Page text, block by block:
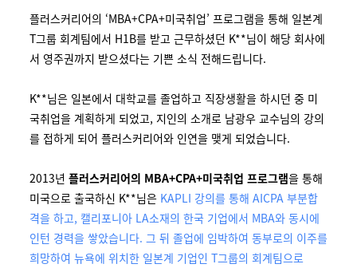
플러스커리어의 ‘MBA+CPA+미국취업’ 프로그램을 통해 일본계
T그룹 회계팀에서 H1B를 받고 근무하셨던 K**님이 해당 회사에
서 영주권까지 받으셨다는 기쁜 소식 전해드립니다.
K**님은 일본에서 대학교를 졸업하고 직장생활을 하시던 중 미
국취업을 계획하게 되었고, 지인의 소개로 남광우 교수님의 강의
를 접하게 되어 플러스커리어와 인연을 맺게 되었습니다.
2013년 플러스커리어의 MBA+CPA+미국취업 프로그램을 통해
미국으로 출국하신 K**님은 KAPLI 강의를 통해 AICPA 부분합
격을 하고, 캘리포니아 LA소재의 한국 기업에서 MBA와 동시에
인턴 경력을 쌓았습니다. 그 뒤 졸업에 임박하여 동부로의 이주를
희망하여 뉴욕에 위치한 일본계 기업인 T그룹의 회계팀으로